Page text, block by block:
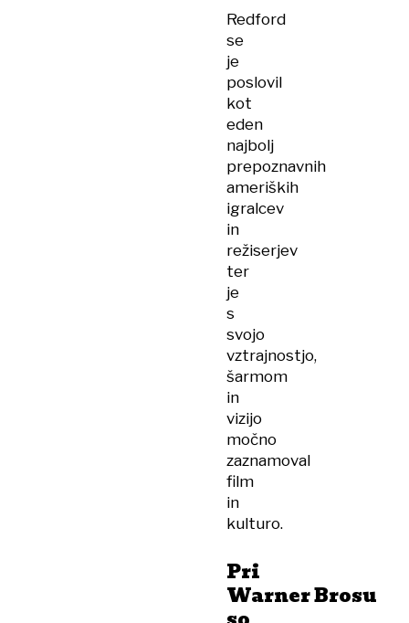
Redford
se
je
poslovil
kot
eden
najbolj
prepoznavnih
ameriških
igralcev
in
režiserjev
ter
je
s
svojo
vztrajnostjo,
šarmom
in
vizijo
močno
zaznamoval
film
in
kulturo.
Pri
Warner Brosu